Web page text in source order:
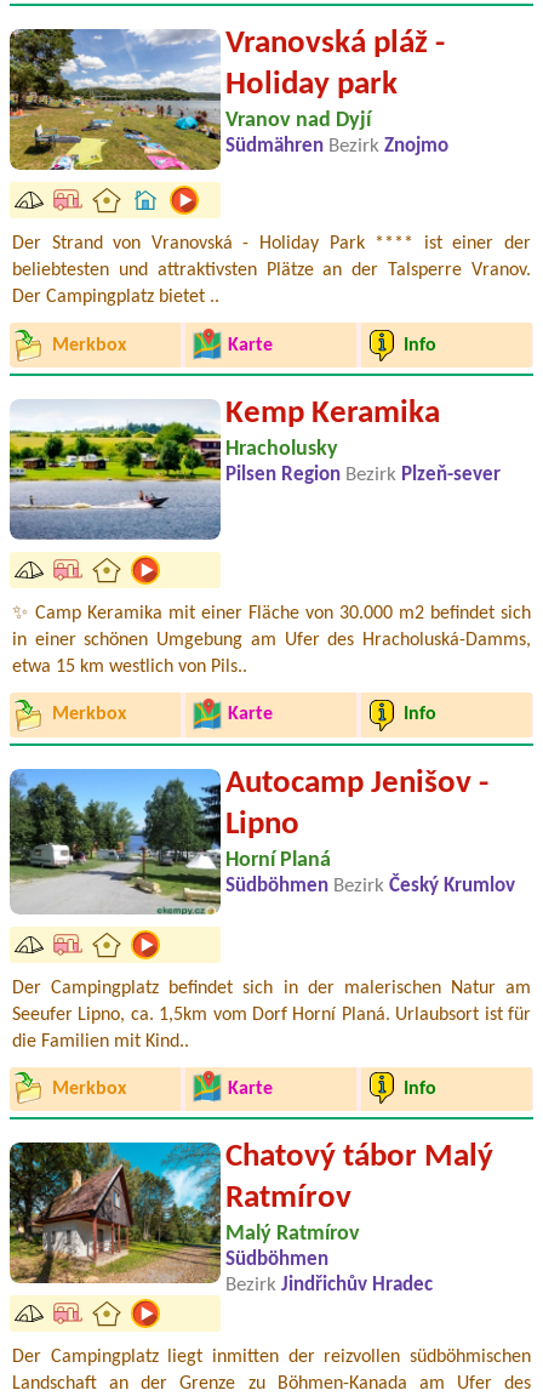
Vranovská pláž -
Holiday park
Vranov nad Dyjí
Südmähren Bezirk Znojmo
Der Strand von Vranovská - Holiday Park **** ist einer der
beliebtesten und attraktivsten Plätze an der Talsperre Vranov.
Der Campingplatz bietet ..
Merkbox Karte Info
Kemp Keramika
Hracholusky
Pilsen Region Bezirk Plzeň-sever
✨ Camp Keramika mit einer Fläche von 30.000 m2 befindet sich
in einer schönen Umgebung am Ufer des Hracholuská-Damms,
etwa 15 km westlich von Pils..
Merkbox Karte Info
Autocamp Jenišov -
Lipno
Horní Planá
Südböhmen Bezirk Český Krumlov
Der Campingplatz befindet sich in der malerischen Natur am
Seeufer Lipno, ca. 1,5km vom Dorf Horní Planá. Urlaubsort ist für
die Familien mit Kind..
Merkbox Karte Info
Chatový tábor Malý
Ratmírov
Malý Ratmírov
Südböhmen
Bezirk Jindřichův Hradec
Der Campingplatz liegt inmitten der reizvollen südböhmischen
Landschaft an der Grenze zu Böhmen-Kanada am Ufer des